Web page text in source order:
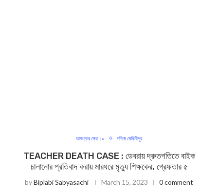
আজকের সেরা ১০ পশ্চিম মেদিনীপুর
TEACHER DEATH CASE : ডেবরায় দ্রুতগতিতে বাইক
চালানোর প্রতিবাদ করায় মারধরে মৃত্যু শিক্ষকের, গ্রেফতার ৫
byBiplabi Sabyasachi March 15, 2023 0 comment